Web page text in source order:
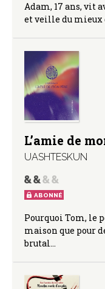
Adam, 17 ans, vit
et veille du mieux
L’amie de
UASHTESKUN
ABONNÉ
Pourquoi Tom, le
maison que pour
brutal…